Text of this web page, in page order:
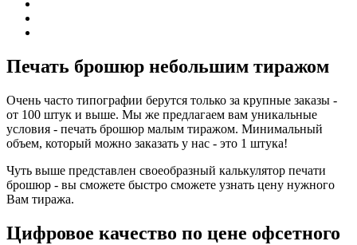
Печать брошюр небольшим тиражом
Очень часто типографии берутся только за крупные заказы -
от 100 штук и выше. Мы же предлагаем вам уникальные
условия - печать брошюр малым тиражом. Минимальный
объем, который можно заказать у нас - это 1 штука!
Чуть выше представлен своеобразный калькулятор печати
брошюр - вы сможете быстро сможете узнать цену нужного
Вам тиража.
Цифровое качество по цене офсетного